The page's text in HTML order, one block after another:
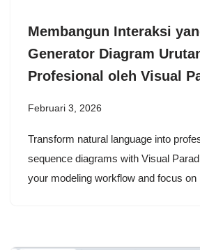
Membangun Interaksi
Generator Diagram
Profesional oleh Visual
Februari 3, 2026
Transform natural language into
sequence diagrams with Visual
your modeling workflow and focus on